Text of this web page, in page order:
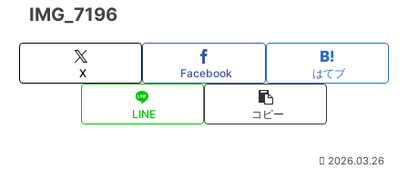
IMG_7196
X Facebook はてブ
LINE コピー
2026.03.26